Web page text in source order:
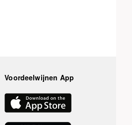
Voordeelwijnen App